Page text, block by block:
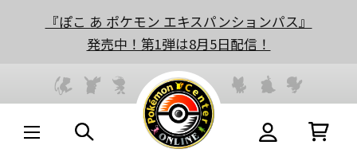
『ぽこ あ ポケモン エキスパンションパス』
発売中！第1弾は8月5日配信！